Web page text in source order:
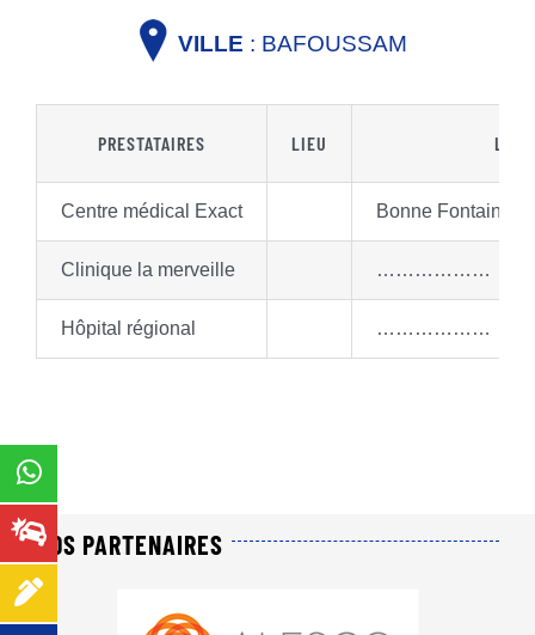
Nous rejoindre
Contact
VILLE : BAFOUSSAM
PRESTATAIRES LIEU
Centre médical Exact Bonne Fontaine
Clinique la merveille ………………
Hôpital régional ………………
NOS PARTENAIRES